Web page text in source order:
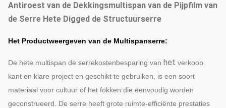
Antiroest van de Dekkingsmultispan van de Pijpfilm van
de Serre Hete Digged de Structuurserre
Het Productweergeven van de Multispanserre:
De hete multispan de serrekostenbesparing van het verkoop
kant en klare project en geschikt te gebruiken, is een soort
materiaal voor cultuur of het fokken die eenvoudig worden
geconstrueerd. De serre heeft grote ruimte-efficiënte prestaties